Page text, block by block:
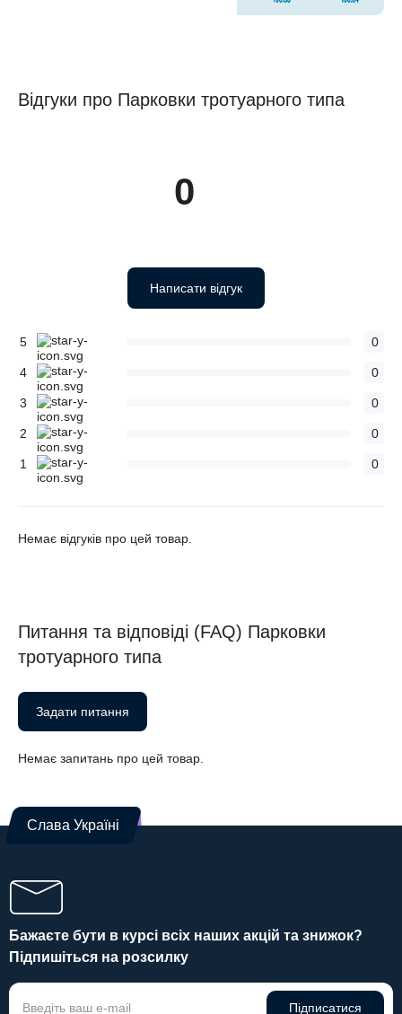
Відгуки про Парковки тротуарного типа
0
Написати відгук
5 0
4 0
3 0
2 0
1 0
Немає відгуків про цей товар.
Питання та відповіді (FAQ) Парковки
тротуарного типа
Задати питання
Немає запитань про цей товар.
Слава Україні
Бажаєте бути в курсі всіх наших акцій та знижок?
Підпишіться на розсилку
Підписатися